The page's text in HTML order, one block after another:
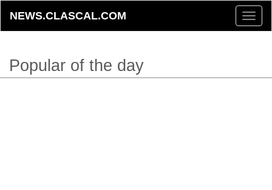
Toggle
NEWS.CLASCAL.COM
Popular of the day